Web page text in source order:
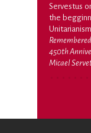
Servestus
the
Unitarianism
450th
Micael